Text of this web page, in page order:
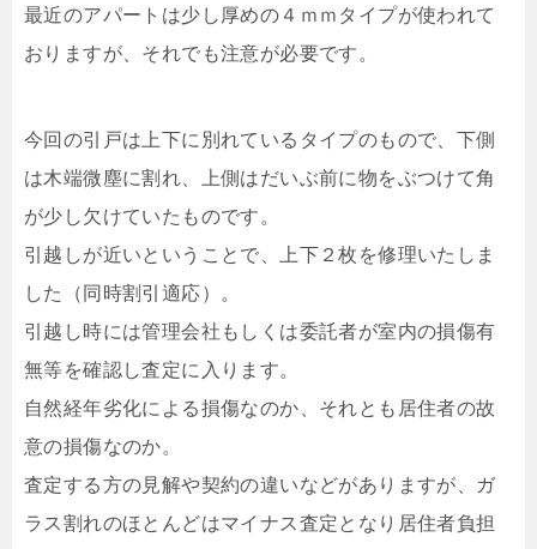
最近のアパートは少し厚めの４ｍｍタイプが使われて
おりますが、それでも注意が必要です。
今回の引戸は上下に別れているタイプのもので、下側
は木端微塵に割れ、上側はだいぶ前に物をぶつけて角
が少し欠けていたものです。
引越しが近いということで、上下２枚を修理いたしま
した（同時割引適応）。
引越し時には管理会社もしくは委託者が室内の損傷有
無等を確認し査定に入ります。
自然経年劣化による損傷なのか、それとも居住者の故
意の損傷なのか。
査定する方の見解や契約の違いなどがありますが、ガ
ラス割れのほとんどはマイナス査定となり居住者負担